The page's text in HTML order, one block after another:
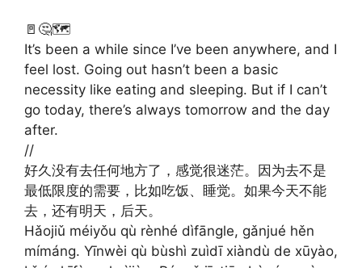
🚪🤔🗺️
It’s been a while since I’ve been anywhere, and I
feel lost. Going out hasn’t been a basic
necessity like eating and sleeping. But if I can’t
go today, there’s always tomorrow and the day
after.
//
好久没有去任何地方了，感觉很迷茫。因为去不是
最低限度的需要，比如吃饭、睡觉。如果今天不能
去，还有明天，后天。
Hǎojiǔ méiyǒu qù rènhé dìfāngle, gǎnjué hěn
mímáng. Yīnwèi qù bùshì zuìdī xiàndù de xūyào,